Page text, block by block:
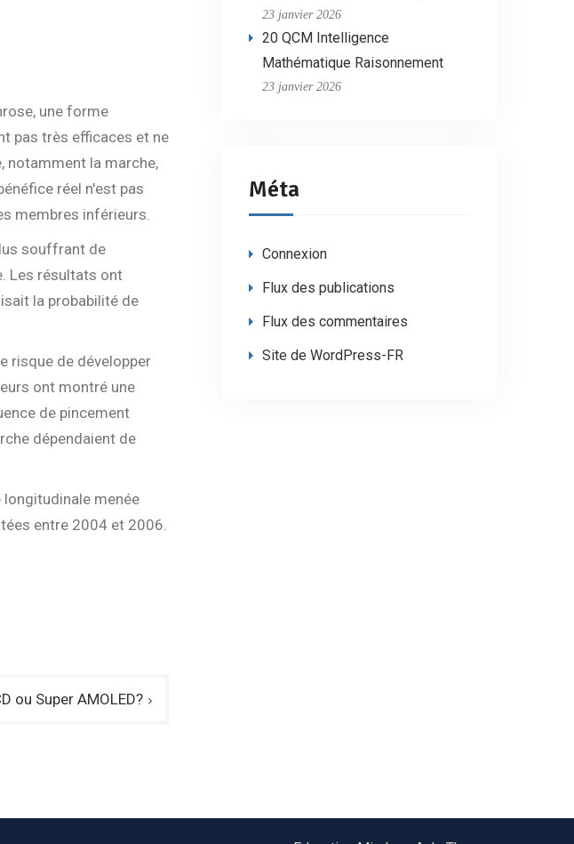
une forme
pas très efficaces et ne
notamment la marche,
réel n'est pas
membres inférieurs.
souffrant de
Les résultats ont
la probabilité de
risque de développer
ont montré une
de pincement
dépendaient de
menée
entre 2004 et 2006.
ou Super AMOLED?
23 janvier 2026
20 QCM Intelligence
Mathématique Raisonnement
23 janvier 2026
Méta
Connexion
Flux des publications
Flux des commentaires
Site de WordPress-FR